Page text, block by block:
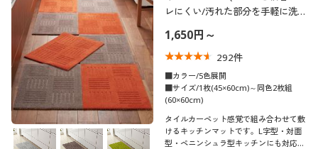
レにくい/汚れた部分を手軽に洗
1,650円～
292件
■カラー/5色展開
■サイズ/1枚(45×60cm)～同色2枚組
(60×60cm)
タイルカーペット感覚で組み合わせて敷
けるキッチンマットです。L字型・対面
型・ペニンシュラ型キッチンにも対応で